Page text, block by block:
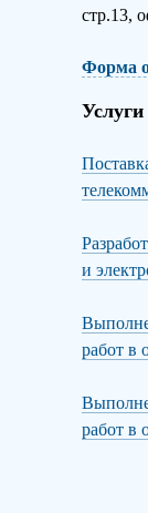
стр.13,
Форма
Услуги
и
работ в
работ в